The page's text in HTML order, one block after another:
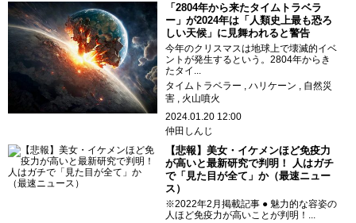
「2804年から来たタイムトラベラ
ー」が2024年は「人類史上最も恐ろ
しい天候」に見舞われると警告
今年のクリスマスは地球上で壊滅的イベ
ントが発生するという。2804年からき
たタイ...
タイムトラベラー
ハリケーン
自然災
害
火山噴火
2024.01.20 12:00
仲田しんじ
【悲報】美女・イケメンほど免疫力
が高いと最新研究で判明！ 人はガチ
で「見た目が全て」か（最速ニュー
ス）
※2022年2月掲載記事 ● 魅力的な容姿の
人ほど免疫力が高いことが判明！...